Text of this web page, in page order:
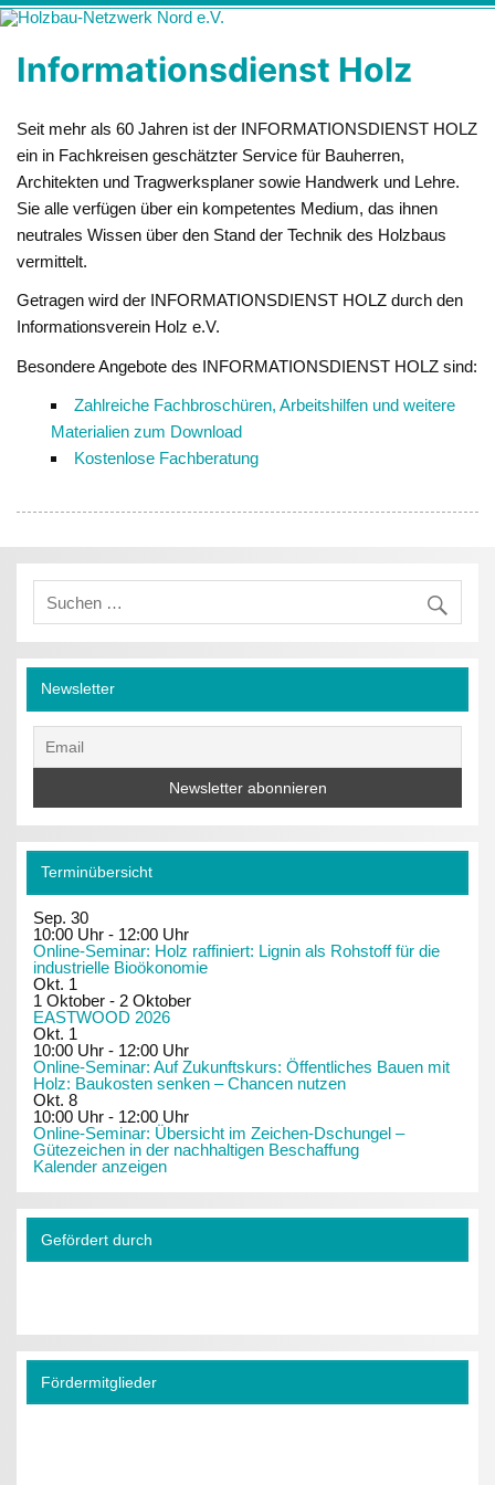
Zum
Inhalt
Holzbau-
Netzwerk Nord
e.V.
Förderung von Bildung im Themenfeld "Holz als klimafreundlicher
Informationsdienst Holz
Seit mehr als 60 Jahren ist der INFORMATIONSDIENST HOLZ
ein in Fachkreisen geschätzter Service für Bauherren,
Architekten und Tragwerksplaner sowie Handwerk und Lehre.
Sie alle verfügen über ein kompetentes Medium, das ihnen
neutrales Wissen über den Stand der Technik des Holzbaus
vermittelt.
Getragen wird der INFORMATIONSDIENST HOLZ durch den
Informationsverein Holz e.V.
Besondere Angebote des INFORMATIONSDIENST HOLZ sind:
Zahlreiche Fachbroschüren, Arbeitshilfen und weitere
Materialien zum Download
Kostenlose Fachberatung
Newsletter
Terminübersicht
Sep.30
10:00 Uhr - 12:00 Uhr
Online-Seminar: Holz raffiniert: Lignin als Rohstoff für die
industrielle Bioökonomie
Okt. 1
1 Oktober -2 Oktober
EASTWOOD 2026
Okt. 1
10:00 Uhr - 12:00 Uhr
Online-Seminar: Auf Zukunftskurs: Öffentliches Bauen mit
Holz: Baukosten senken – Chancen nutzen
Okt.8
10:00 Uhr - 12:00 Uhr
Online-Seminar: Übersicht im Zeichen-Dschungel –
Gütezeichen in der nachhaltigen Beschaffung
Kalender anzeigen
Gefördert durch
Fördermitglieder